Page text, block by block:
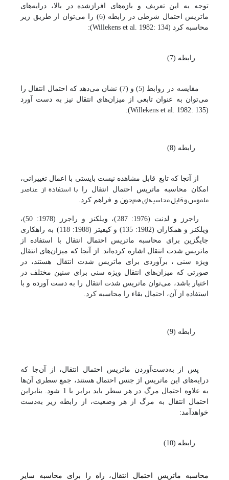
توجه به این تعریف و بازه‌های افرازشده در بالا، درایه‌های
ماتریس احتمال شرطی در رابطه (6) را می‌توان از طریق زیر
محاسبه کرد (Willekens et al. 1982: 134
):
رابطه (7)
مقایسه
در روابط (5) و (7) نشان می‌دهد که احتمال انتقال را
می‌توان به عنوان تابعی از میزان‌های انتقال نیز به دست آورد
(
Willekens et al. 1982: 135
):
رابطه (8)
از آنجا که تابع قابل مشاهده نیست بایستی با اعمال تغییراتی،
امکان محاسبه ماتریس احتمال انتقال را با استفاده از عناصر
ملموس و قابل محاسبه‌ای هم‌چون و فراهم کرد.
راجرز و لدنت (1976: 287)، ویلکنز و راجرز (1978: 50)،
ویلکنز و همکاران (1982: 135) و کیفیتز (1988: 118)
به راهکاری
جایگزین برای محاسبه ماتریس احتمال انتقال با استفاده از
ماتریس شدت انتقال اشاره کرده‌اند. از آنجا که میزان‌های انتقال
ویژه سنی ، برآوردی برای ماتریس شدت انتقال
هستند، در
صورتی که میزان‌های انتقال ویژه سنی برای سنین مختلف در
اختیار باشد، می‌توان ماتریس شدت انتقال را به دست آورده و با
استفاده از آن، احتمال بقاء را محاسبه کرد.
رابطه (9)
پس از به‌دست‌آوردن ماتریس احتمال انتقال، از آن‌جا که
درایه‌های این ماتریس از جنس احتمال هستند، جمع سطری آن‌ها
به علاوه احتمال مرگ در هر سطر باید برابر با 1 شود. بنابراین
احتمال انتقال به مرگ از هر وضعیت، از رابطه زیر به‌دست
خواهد‌آمد:
رابطه (10)
محاسبه ماتریس احتمال انتقال، راه را برای محاسبه سایر